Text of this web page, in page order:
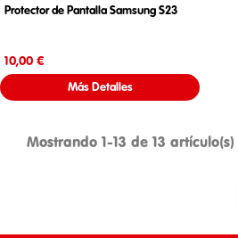
Protector de Pantalla Samsung S23
10,00 €
Más Detalles
Mostrando 1-13 de 13 artículo(s)